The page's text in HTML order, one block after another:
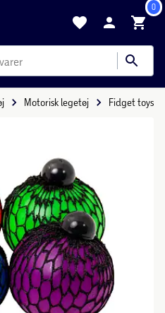
0
Motorisk legetøj Fidget toys